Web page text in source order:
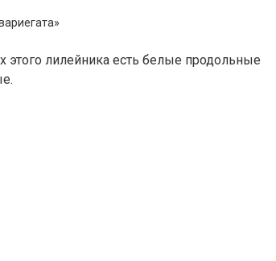
этого лилейника есть белые продольные